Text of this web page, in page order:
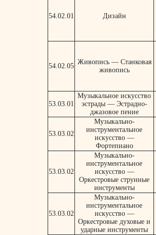
54.02.01 Дизайн
54.02.05
Живопись — Станковая
живопись
53.03.01
Музыкальное искусство
эстрады — Эстрадно-
джазовое пение
53.03.02
Музыкально-
инструментальное
искусство —
Фортепиано
53.03.02
Музыкально-
инструментальное
искусство —
Оркестровые струнные
инструменты
53.03.02
Музыкально-
инструментальное
искусство —
Оркестровые духовые и
ударные инструменты